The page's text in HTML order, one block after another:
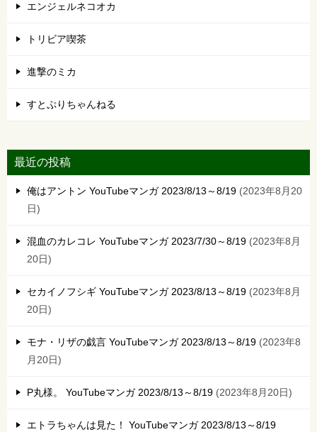
エンジェルネコオカ
トリビア喫茶
進撃のミカ
すとぷりちゃんねる
最近の投稿
俺はアントン YouTubeマンガ 2023/8/13～8/19 2023年8月20
日
混血のカレコレ YouTubeマンガ 2023/7/30～8/19 2023年8月
20日
セカイノフシギ YouTubeマンガ 2023/8/13～8/19 2023年8月
20日
モナ・リザの戯言 YouTubeマンガ 2023/8/13～8/19 2023年8
月20日
P丸様。 YouTubeマンガ 2023/8/13～8/19 2023年8月20日
エトラちゃんは見た！ YouTubeマンガ 2023/8/13～8/19